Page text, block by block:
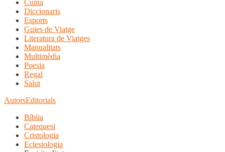
Cuina
Diccionaris
Esports
Guies de Viatge
Literatura de Viatges
Manualitats
Multimèdia
Poesia
Regal
Salut
AutorsEditorials
Bíblia
Catequesi
Cristologia
Eclesiologia